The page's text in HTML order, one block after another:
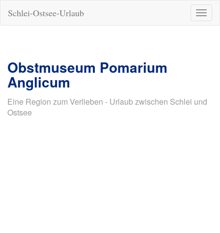
ein-/
Schlei-Ostsee-Urlaub
Obstmuseum Pomarium
Anglicum
Eine Region zum Verlieben - Urlaub zwischen Schlei und
Ostsee